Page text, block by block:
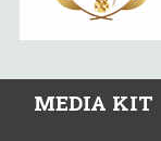
MEDIA KIT